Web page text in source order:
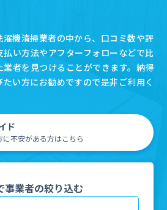
機清掃業者の中から、口コミ数や評
い方法やアフターフォローなどで比
者を見つけることができます。納得
い方にお勧めですので是非ご利用く
ド
不安がある方はこちら
事業者の絞り込む